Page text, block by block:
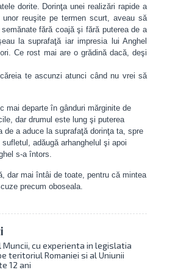
dorite. Dorinţa unei realizări rapide a
reuşite pe termen scurt, aveau să
fără coajă şi fără puterea de a
la suprafaţă iar impresia lui Anghel
Ce rost mai are o grădină dacă, deşi
te ascunzi atunci când nu vrei să
mai departe în gânduri mărginite de
dar drumul este lung şi puterea
de a aduce la suprafaţă dorinţa ta, spre
adăugă arhanghelul şi apoi
s-a întors.
dar mai întâi de toate, pentru că mintea
precum oboseala.
cu experienta in legislatia
teritoriul Romaniei si al Uniunii
12 ani